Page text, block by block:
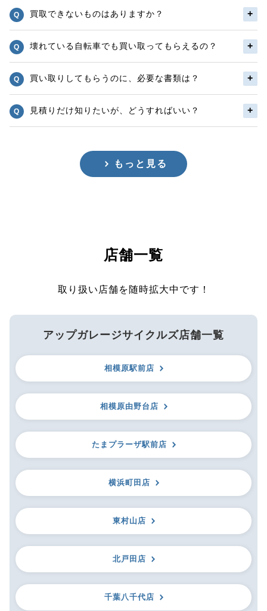
買取できないものはありますか？
壊れている自転車でも買い取ってもらえるの？
買い取りしてもらうのに、必要な書類は？
見積りだけ知りたいが、どうすればいい？
もっと見る
店舗一覧
取り扱い店舗を随時拡大中です！
アップガレージサイクルズ店舗一覧
相模原駅前店
相模原由野台店
たまプラーザ駅前店
横浜町田店
東村山店
北戸田店
千葉八千代店